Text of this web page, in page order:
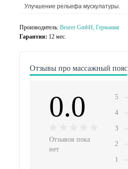
Улучшение рельефа мускулатуры.
Производитель: Beurer GmbH, Германия
Гарантия: 12 мес.
Отзывы про массажный
0.0
Отзывов пока
нет
5
4
3
2
1